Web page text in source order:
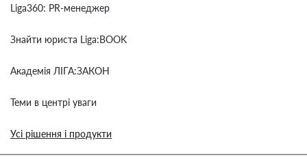
Liga360: PR-менеджер
Знайти юриста Liga:BOOK
Академія ЛІГА:ЗАКОН
Теми в центрі уваги
Усі рішення і продукти